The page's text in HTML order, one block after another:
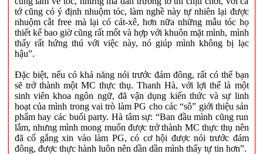
tớ cũng có ý định nhuộm tóc, làm nghề này tự nhiên lại được
nhuộm cắt free mà lại có cát-xê, hơn nữa những mẫu tóc họ
thiết kế bao giờ cũng rất mốt và hợp với khuôn mặt mình, mình
thấy rất hứng thú với việc này, nó giúp mình không bị lạc
hậu”.
Đặc biệt, nếu có khả năng nói trước đám đông, rất có thể bạn
sẽ trở thành một MC thực thụ. Thanh Hà, với lợi thế là một
sinh viên khoa ngôn ngữ, đã vận dụng kiến thức và sự linh
hoạt của mình trong vai trò làm PG cho các “sô” giới thiệu sản
phẩm hay các buổi party. Hà tâm sự: “Ban đầu mình cũng run
lắm, nhưng mình mong muốn được trở thành MC thực thụ nên
đã cố gắng xin vào làm PG, có cơ hội được nói trước đám
đông, được thực hành luôn nên dần dần mình thấy tự tin hơn”.